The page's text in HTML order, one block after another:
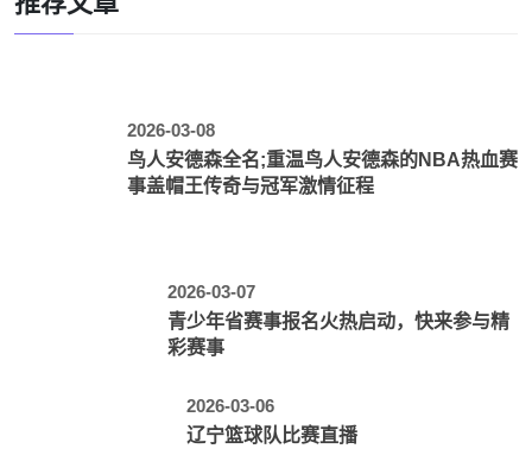
2026-03-08
鸟人安德森全名;重温鸟人安德森的NBA热血赛
事盖帽王传奇与冠军激情征程
2026-03-07
青少年省赛事报名火热启动，快来参与精
彩赛事
2026-03-06
辽宁篮球队比赛直播